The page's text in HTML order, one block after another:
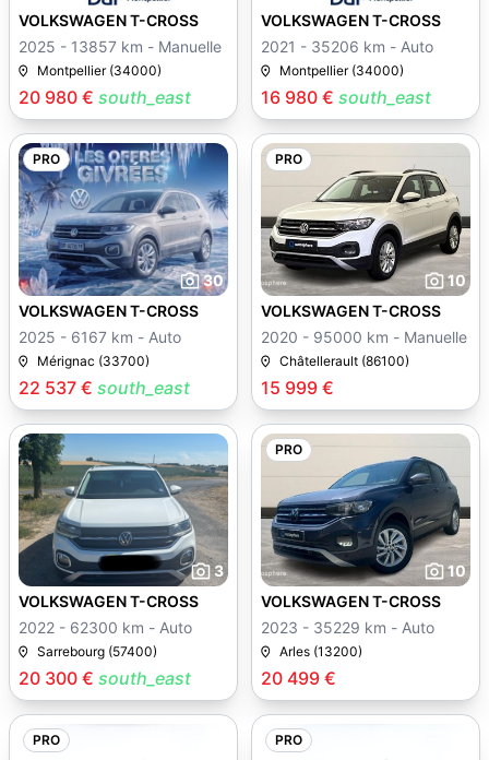
20 980 € south_east
VOLKSWAGEN T-CROSS
2025 - 13857 km - Manuelle
Montpellier (34000)
16 980 € south_east
VOLKSWAGEN T-CROSS
2021 - 35206 km - Auto
Montpellier (34000)
PRO
30
22 537 € south_east
VOLKSWAGEN T-CROSS
2025 - 6167 km - Auto
Mérignac (33700)
PRO
10
15 999 €
VOLKSWAGEN T-CROSS
2020 - 95000 km - Manuelle
Châtellerault (86100)
3
20 300 € south_east
VOLKSWAGEN T-CROSS
2022 - 62300 km - Auto
Sarrebourg (57400)
PRO
10
20 499 €
VOLKSWAGEN T-CROSS
2023 - 35229 km - Auto
Arles (13200)
PRO PRO